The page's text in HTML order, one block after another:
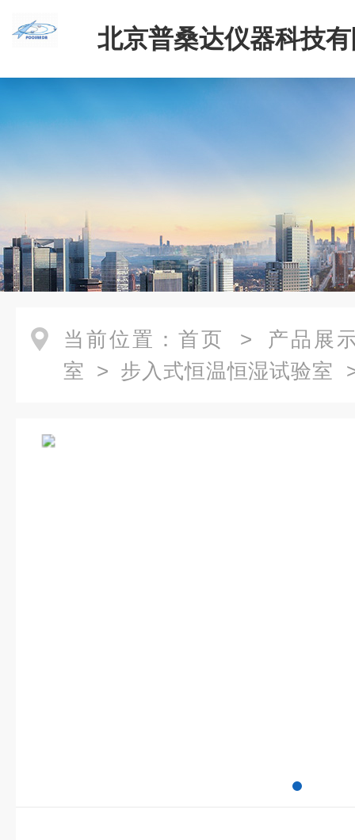
北京普桑达仪器科技
当前位置： 首页 > 产品展
室 > 步入式恒温恒湿试验室